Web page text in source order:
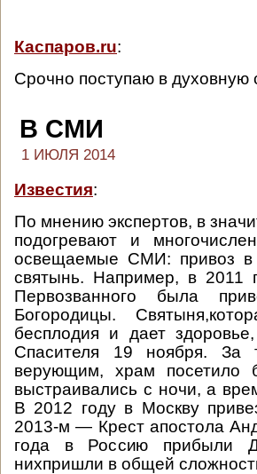
Каспаров.ru:
Срочно поступаю в духовную
В СМИ
1 ИЮЛЯ 2014
Известия:
По мнению экспертов, в
подогревают и
освещаемые СМИ: привоз в
святынь. Например, в 2011
Первозванного была
Богородицы.
бесплодия и дает
Спасителя 19 ноября.
верующим, храм посетило
выстраивались с ночи, а
В 2012 году в Москву
2013-м — Крест апостола
года в Россию прибыли
нихпришли в общей